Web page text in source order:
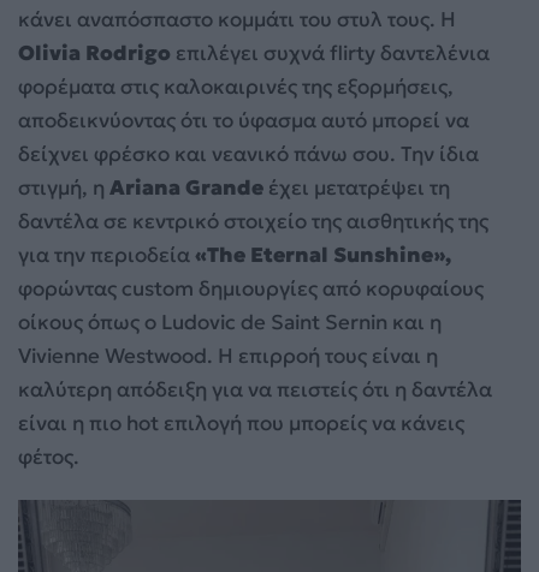
κάνει αναπόσπαστο κομμάτι του στυλ τους. Η
Olivia Rodrigo επιλέγει συχνά flirty δαντελένια
φορέματα στις καλοκαιρινές της εξορμήσεις,
αποδεικνύοντας ότι το ύφασμα αυτό μπορεί να
δείχνει φρέσκο και νεανικό πάνω σου. Την ίδια
στιγμή, η Ariana Grande έχει μετατρέψει τη
δαντέλα σε κεντρικό στοιχείο της αισθητικής της
για την περιοδεία«The Eternal Sunshine»,
φορώντας custom δημιουργίες από κορυφαίους
οίκους όπως ο Ludovic de Saint Sernin και η
Vivienne Westwood. Η επιρροή τους είναι η
καλύτερη απόδειξη για να πειστείς ότι η δαντέλα
είναι η πιο hot επιλογή που μπορείς να κάνεις
φέτος.